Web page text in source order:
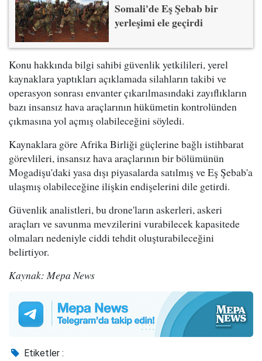
Somali'de Eş Şebab bir
yerleşimi ele geçirdi
Konu hakkında bilgi sahibi güvenlik yetkilileri, yerel
kaynaklara yaptıkları açıklamada silahların takibi ve
operasyon sonrası envanter çıkarılmasındaki zayıflıkların
bazı insansız hava araçlarının hükümetin kontrolünden
çıkmasına yol açmış olabileceğini söyledi.
Kaynaklara göre Afrika Birliği güçlerine bağlı istihbarat
görevlileri, insansız hava araçlarının bir bölümünün
Mogadişu'daki yasa dışı piyasalarda satılmış ve Eş Şebab'a
ulaşmış olabileceğine ilişkin endişelerini dile getirdi.
Güvenlik analistleri, bu drone'ların askerleri, askeri
araçları ve savunma mevzilerini vurabilecek kapasitede
olmaları nedeniyle ciddi tehdit oluşturabileceğini
belirtiyor.
Kaynak: Mepa News
Etiketler :